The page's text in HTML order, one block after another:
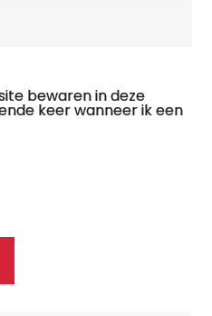
bewaren in deze
keer wanneer ik een